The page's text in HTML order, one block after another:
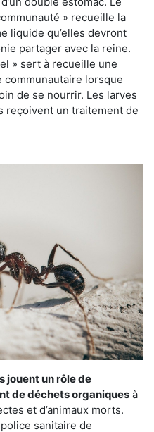
» recueille la
liquide qu’elles devront
partager avec la reine.
» sert à recueille une
lorsque
de se nourrir. Les larves
reçoivent un traitement de
jouent un rôle de
de déchets organiques à
et d’animaux morts.
sanitaire de